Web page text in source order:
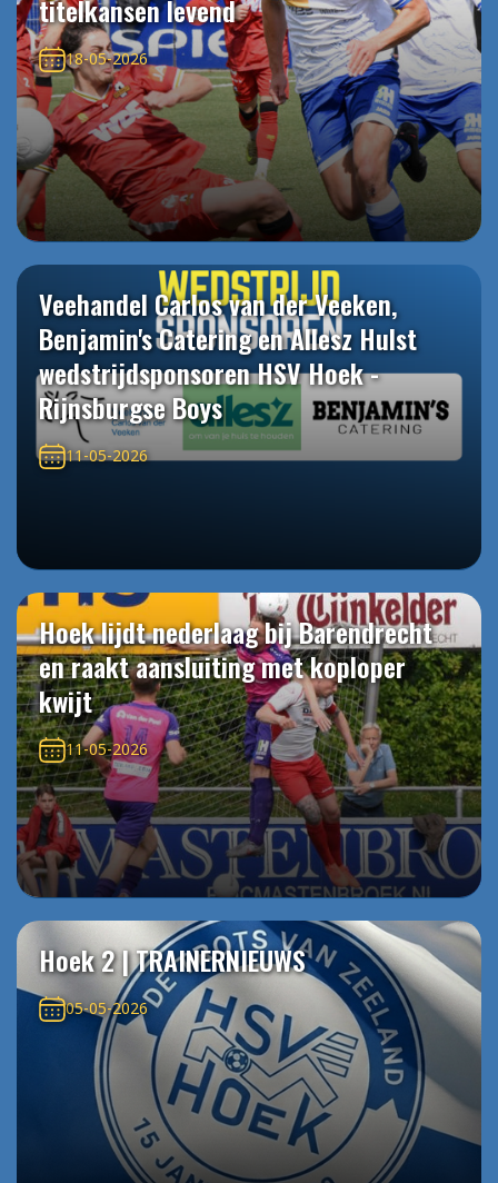
titelkansen levend
18-05-2026
Veehandel Carlos van der Veeken,
Benjamin's Catering en Allesz Hulst
wedstrijdsponsoren HSV Hoek -
Rijnsburgse Boys
11-05-2026
Hoek lijdt nederlaag bij Barendrecht
en raakt aansluiting met koploper
kwijt
11-05-2026
Hoek 2 | TRAINERNIEUWS
05-05-2026